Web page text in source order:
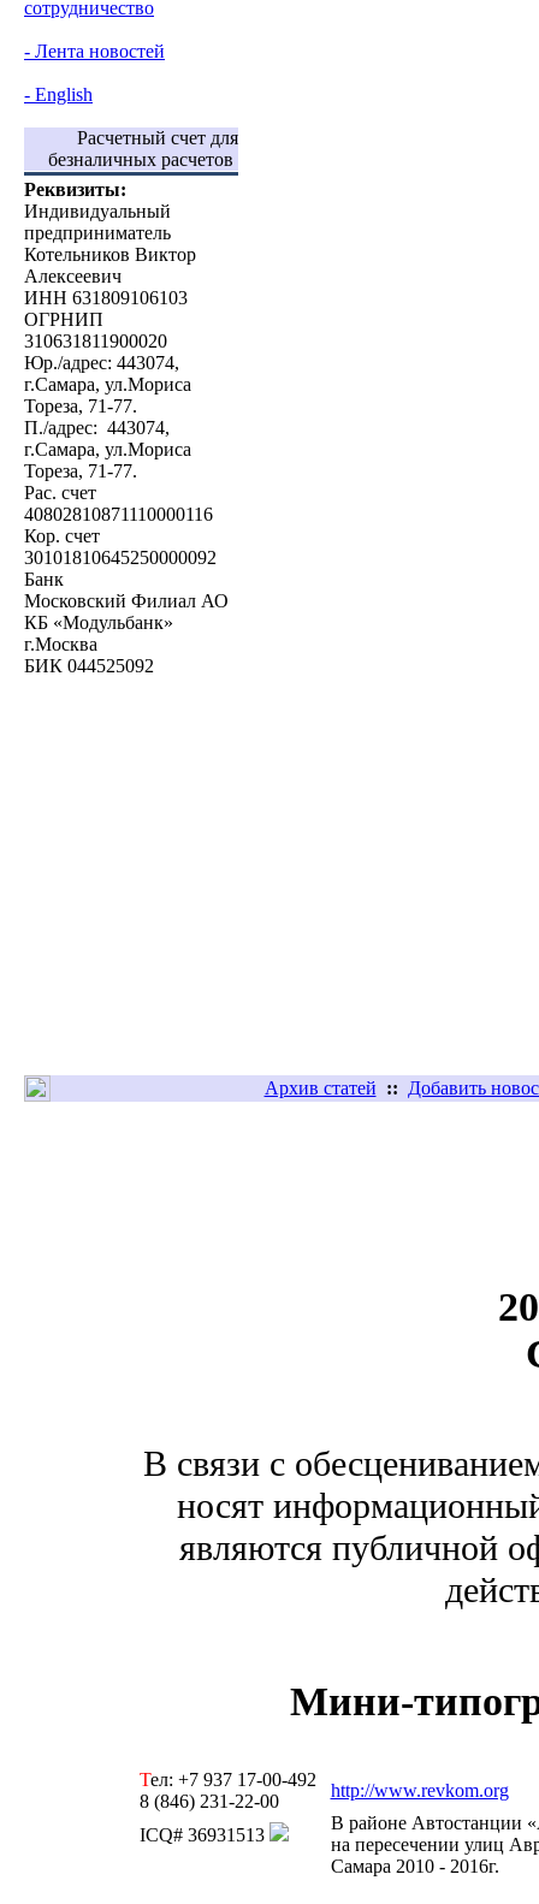
сотрудничество
- Лента новостей
- English
Расчетный счет для
безналичных расчетов
Реквизиты:
Индивидуальный
предприниматель
Котельников Виктор
Алексеевич
ИНН 631809106103
ОГРНИП
310631811900020
Юр./адрес: 443074,
г.Самара, ул.Мориса
Тореза, 71-77.
П./адрес: 443074,
г.Самара, ул.Мориса
Тореза, 71-77.
Рас. счет
40802810871110000116
Кор. счет
30101810645250000092
Банк
Московский Филиал АО
КБ «Модульбанк»
г.Москва
БИК 044525092
Архив статей :: Добавить
В связи с
носят
являются публичной
Мини-
Тел: +7 937 17-00-492
8 (846) 231-22-00
http://www.revkom.org
ICQ# 36931513
В районе Автостанции
на пересечении улиц
Самара 2010 - 2016г.